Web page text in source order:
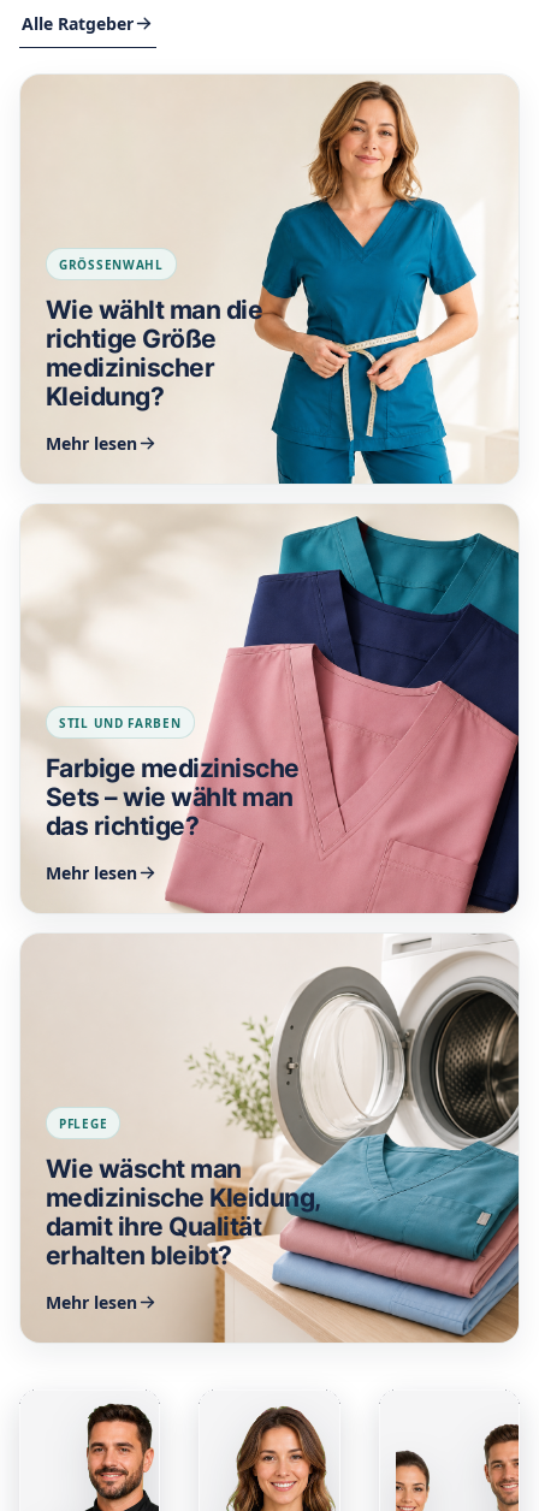
Alle Ratgeber
GRÖSSENWAHL
Wie wählt man die
richtige Größe
medizinischer
Kleidung?
Mehr lesen
STIL UND FARBEN
Farbige medizinische
Sets – wie wählt man
das richtige?
Mehr lesen
PFLEGE
Wie wäscht man
medizinische Kleidung,
damit ihre Qualität
erhalten bleibt?
Mehr lesen